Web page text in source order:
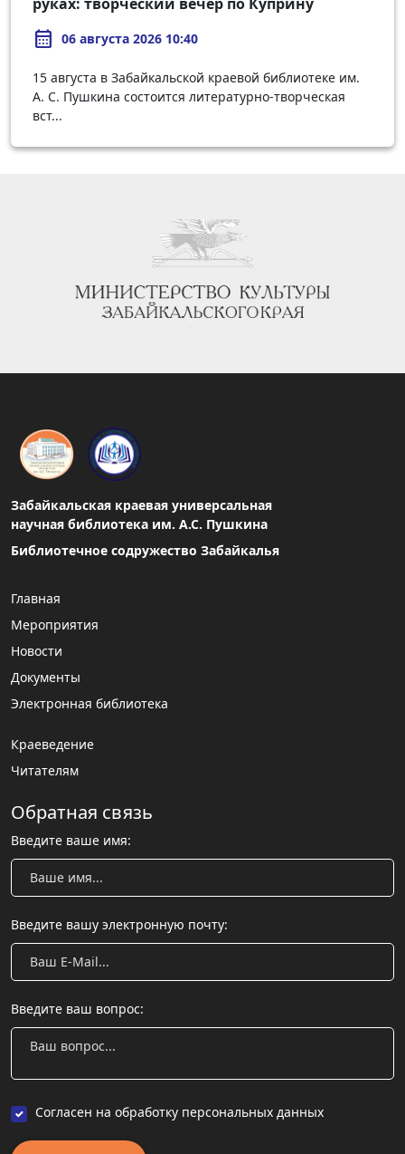
calendar_month 06 августа 2026 10:40
15 августа в Забайкальской краевой библиотеке им.
А. С. Пушкина состоится литературно-творческая
вст...
Забайкальская краевая универсальная
научная библиотека им. А.С. Пушкина
Библиотечное содружество Забайкалья
Главная
Мероприятия
Новости
Документы
Электронная библиотека
Краеведение
Читателям
Обратная связь
Введите ваше имя:
Введите вашу электронную почту:
Введите ваш вопрос:
Согласен на обработку персональных данных